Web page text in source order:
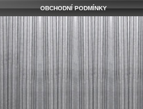
OBCHODNÍ PODMÍNKY